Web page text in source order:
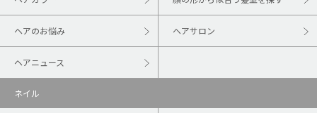
ヘアのお悩み ヘアサロン
ヘアニュース
ネイル